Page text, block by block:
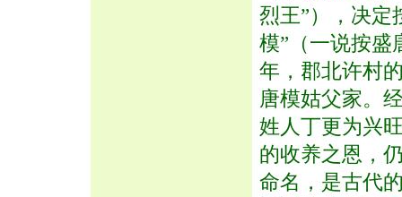
烈王”），决定
模”（一说按盛
年，郡北许村
唐模姑父家。
姓人丁更为兴
的收养之恩，
命名，是古代